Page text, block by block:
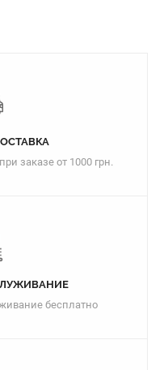
заказе от 1000 грн.
бесплатно